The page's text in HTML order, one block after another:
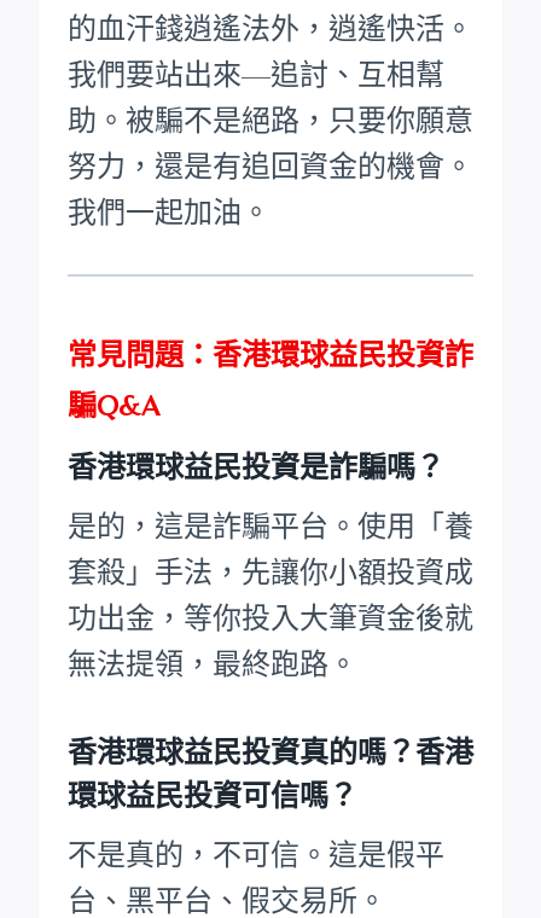
的血汗錢逍遙法外，逍遙快活。
我們要站出來—追討、互相幫
助。被騙不是絕路，只要你願意
努力，還是有追回資金的機會。
我們一起加油。
常見問題：香港環球益民投資詐
騙Q&A
香港環球益民投資是詐騙嗎？
是的，這是詐騙平台。使用「養
套殺」手法，先讓你小額投資成
功出金，等你投入大筆資金後就
無法提領，最終跑路。
香港環球益民投資真的嗎？香港
環球益民投資可信嗎？
不是真的，不可信。這是假平
台、黑平台、假交易所。